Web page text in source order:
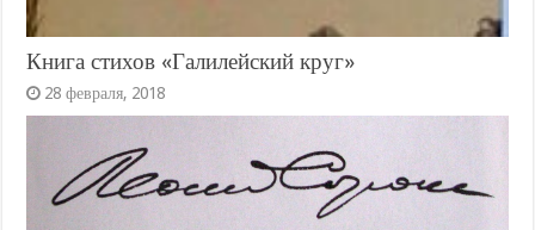
Книга стихов «Галилейский круг»
28 февраля, 2018